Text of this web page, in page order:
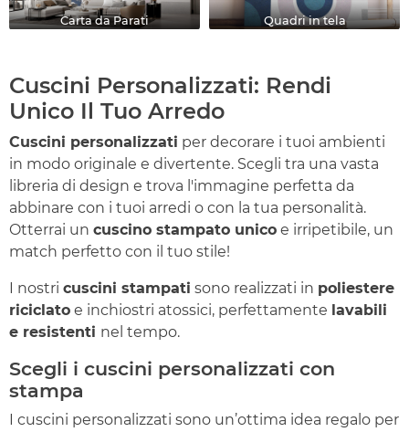
Carta da Parati Quadri in tela
Cuscini Personalizzati: Rendi
Unico Il Tuo Arredo
Cuscini personalizzati per decorare i tuoi ambienti
in modo originale e divertente. Scegli tra una vasta
libreria di design e trova l'immagine perfetta da
abbinare con i tuoi arredi o con la tua personalità.
Otterrai un cuscino stampato unico e irripetibile, un
match perfetto con il tuo stile!
I nostri cuscini stampati sono realizzati in poliestere
riciclato e inchiostri atossici, perfettamente lavabili
e resistenti nel tempo.
Scegli i cuscini personalizzati con
stampa
I cuscini personalizzati sono un’ottima idea regalo per